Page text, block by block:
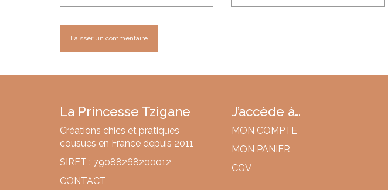
La Princesse Tzigane
Créations chics et pratiques
cousues en France depuis 2011
SIRET : 79088268200012
CONTACT
J’accède à…
MON COMPTE
MON PANIER
CGV